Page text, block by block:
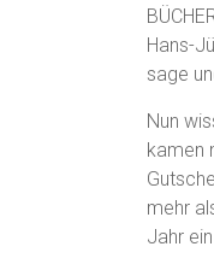
Hans-
sage
Nun
kamen
mehr
Jahr